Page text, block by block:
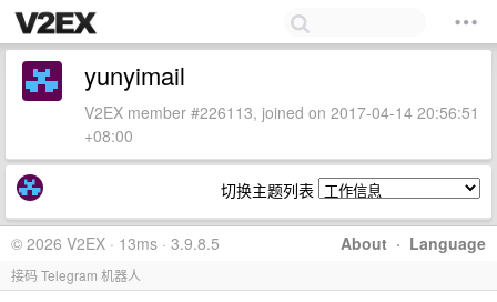
yunyimail
V2EX member #226113, joined on 2017-04-14 20:56:51
+08:00
切换主题列表
About · Language
© 2026 V2EX · 13ms · 3.9.8.5
接码 Telegram 机器人